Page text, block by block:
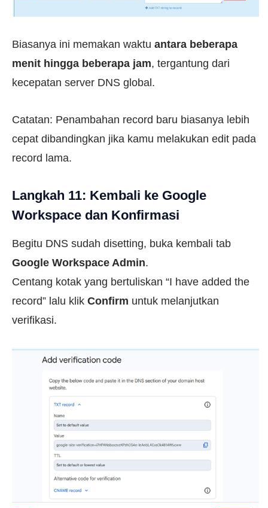
Biasanya ini memakan waktu antara beberapa
menit hingga beberapa jam, tergantung dari
kecepatan server DNS global.
Catatan: Penambahan record baru biasanya lebih
cepat dibandingkan jika kamu melakukan edit pada
record lama.
Langkah 11: Kembali ke Google
Workspace dan Konfirmasi
Begitu DNS sudah disetting, buka kembali tab
Google Workspace Admin.
Centang kotak yang bertuliskan “I have added the
record” lalu klik Confirm untuk melanjutkan
verifikasi.